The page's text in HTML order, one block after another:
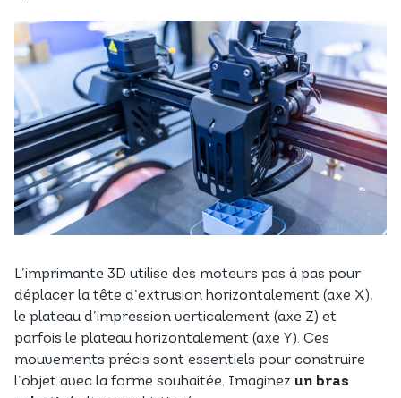
L’imprimante 3D utilise des moteurs pas à pas pour
déplacer la tête d’extrusion horizontalement (axe X),
le plateau d’impression verticalement (axe Z) et
parfois le plateau horizontalement (axe Y). Ces
mouvements précis sont essentiels pour construire
l’objet avec la forme souhaitée. Imaginez un bras